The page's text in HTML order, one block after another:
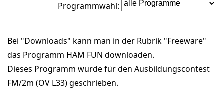
Programmwahl:
Bei "Downloads" kann man in der Rubrik "Freeware"
das Programm HAM FUN downloaden.
Dieses Programm wurde für den Ausbildungscontest
FM/2m (OV L33) geschrieben.